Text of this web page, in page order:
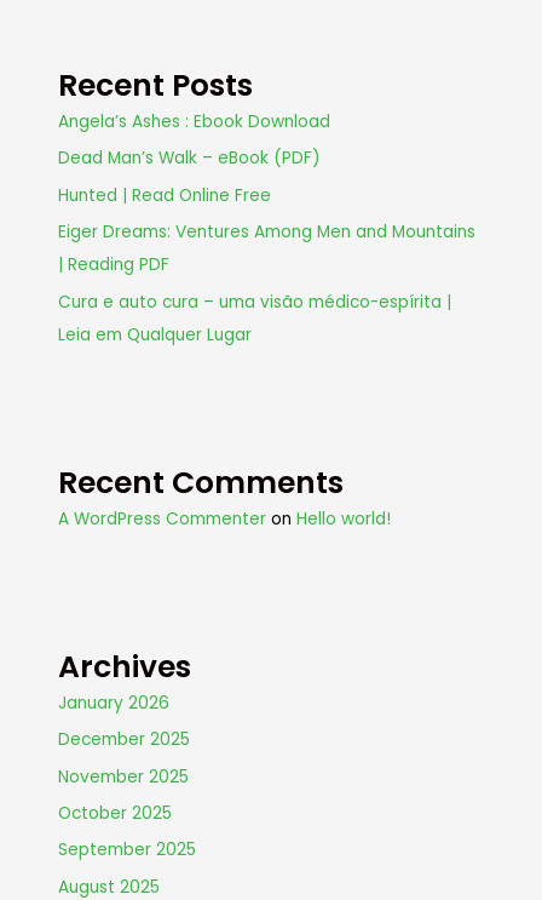
Recent Posts
Angela’s Ashes : Ebook Download
Dead Man’s Walk – eBook (PDF)
Hunted | Read Online Free
Eiger Dreams: Ventures Among Men and Mountains
| Reading PDF
Cura e auto cura – uma visão médico-espírita |
Leia em Qualquer Lugar
Recent Comments
A WordPress Commenter onHello world!
Archives
January 2026
December 2025
November 2025
October 2025
September 2025
August 2025